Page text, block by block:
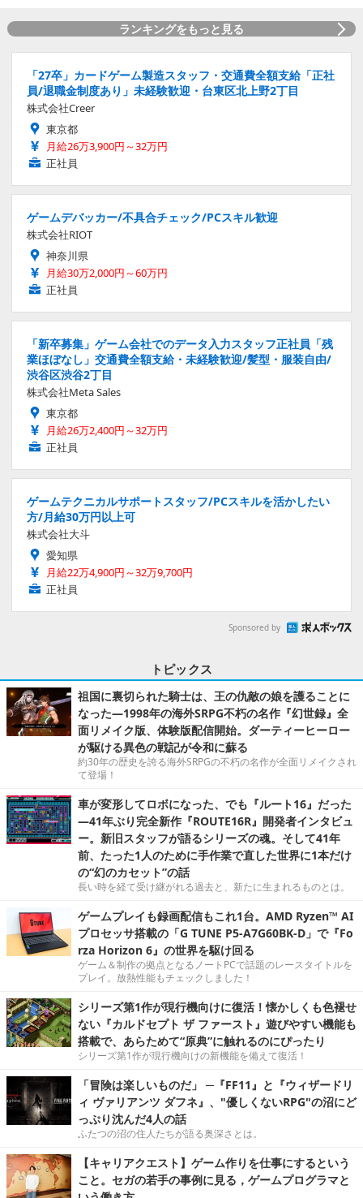
ランキングをもっと見る
「27卒」カードゲーム製造スタッフ・交通費全額支給「正社
員/退職金制度あり」未経験歓迎・台東区北上野2丁目
株式会社Creer
東京都
月給26万3,900円～32万円
正社員
ゲームデバッカー/不具合チェック/PCスキル歓迎
株式会社RIOT
神奈川県
月給30万2,000円～60万円
正社員
「新卒募集」ゲーム会社でのデータ入力スタッフ正社員「残
業ほぼなし」交通費全額支給・未経験歓迎/髪型・服装自由/
渋谷区渋谷2丁目
株式会社Meta Sales
東京都
月給26万2,400円～32万円
正社員
ゲームテクニカルサポートスタッフ/PCスキルを活かしたい
方/月給30万円以上可
株式会社大斗
愛知県
月給22万4,900円～32万9,700円
正社員
Sponsored by
トピックス
祖国に裏切られた騎士は、王の仇敵の娘を護ることに
なった―1998年の海外SRPG不朽の名作『幻世録』全
面リメイク版、体験版配信開始。ダーティーヒーロー
が駆ける異色の戦記が令和に蘇る
約30年の歴史を誇る海外SRPGの不朽の名作が全面リメイクされ
て登場！
車が変形してロボになった、でも『ルート16』だった
―41年ぶり完全新作『ROUTE16R』開発者インタビュ
ー。新旧スタッフが語るシリーズの魂。そして41年
前、たった1人のために手作業で直した世界に1本だけ
の“幻のカセット”の話
長い時を経て受け継がれる過去と、新たに生まれるものとは。
ゲームプレイも録画配信もこれ1台。AMD Ryzen™ AI
プロセッサ搭載の「G TUNE P5-A7G60BK-D」で『Fo
rza Horizon 6』の世界を駆け回る
ゲーム＆制作の拠点となるノートPCで話題のレースタイトルを
プレイ。放熱性能もチェックしました！
シリーズ第1作が現行機向けに復活！懐かしくも色褪せ
ない『カルドセプト ザ ファースト』遊びやすい機能も
搭載で、あらためて“原典”に触れるのにぴったり
シリーズ第1作が現行機向けの新機能を備えて復活！
「冒険は楽しいものだ」 ─『FF11』と『ウィザードリ
ィ ヴァリアンツ ダフネ』、"優しくないRPG"の沼にど
っぷり沈んだ4人の話
ふたつの沼の住人たちが語る奥深さとは。
【キャリアクエスト】ゲーム作りを仕事にするという
こと。セガの若手の事例に見る，ゲームプログラマと